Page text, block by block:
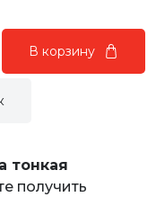
В корзину
тонкая
получить